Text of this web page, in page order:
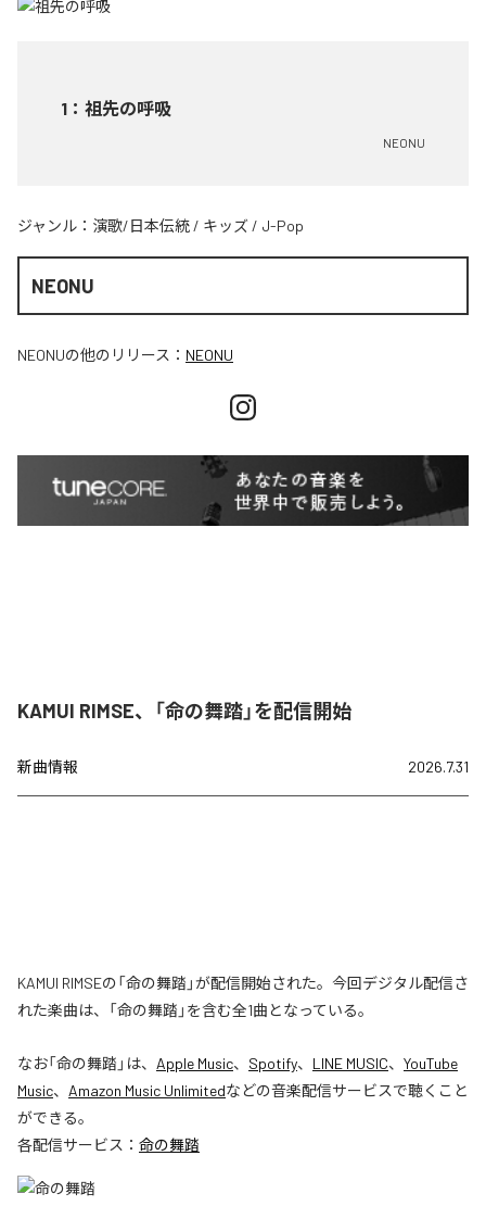
1 ： 祖先の呼吸
NEONU
ジャンル： 演歌/日本伝統 / キッズ / J-Pop
NEONU
NEONUの他のリリース： NEONU
KAMUI RIMSE、「命の舞踏」を配信開始
新曲情報 2026.7.31
KAMUI RIMSEの「命の舞踏」が配信開始された。今回デジタル配信さ
れた楽曲は、「命の舞踏」を含む全1曲となっている。
なお「命の舞踏 」は、 Apple Music、 Spotify、 LINE MUSIC、 YouTube
Music、 Amazon Music Unlimitedなどの音楽配信サービスで聴くこと
ができる。
各配信サービス： 命の舞踏